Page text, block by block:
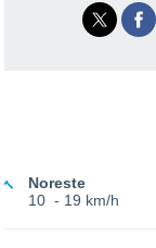
Noreste
10 - 19 km/h